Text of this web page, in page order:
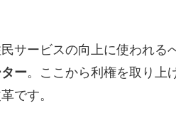
サービスの向上に使われる
ー。ここから利権を取り上
です。